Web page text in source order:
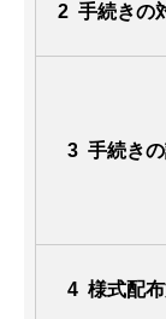
2 手続きの
3 手続きの
4 様式配